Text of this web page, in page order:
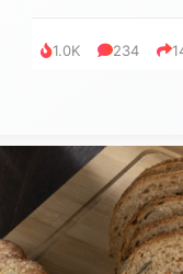
1.0K 234